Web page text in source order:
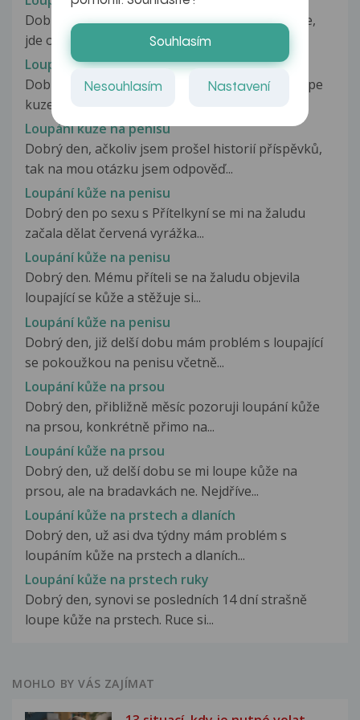
Dobry den, objevilo se mi na penisu lopani kuze,
jde o nebolestive odlupovani...
Loupání kůže na penisu
Dobry den, je mi 20 let a jiz delsi dobu se mi loupe
kuze ne penisu. Nic me...
Loupání kůže na penisu
Dobrý den, ačkoliv jsem prošel historií příspěvků,
tak na mou otázku jsem odpověď...
Loupání kůže na penisu
Dobrý den po sexu s Přítelkyní se mi na žaludu
začala dělat červená vyrážka...
Loupání kůže na penisu
Dobrý den. Mému příteli se na žaludu objevila
loupající se kůže a stěžuje si...
Loupání kůže na penisu
Dobrý den, již delší dobu mám problém s loupající
se pokoužkou na penisu včetně...
Loupání kůže na prsou
Dobrý den, přibližně měsíc pozoruji loupání kůže
na prsou, konkrétně přimo na...
Loupání kůže na prsou
Dobrý den, už delší dobu se mi loupe kůže na
prsou, ale na bradavkách ne. Nejdříve...
Loupání kůže na prstech a dlaních
Dobrý den, už asi dva týdny mám problém s
loupáním kůže na prstech a dlaních...
Loupání kůže na prstech ruky
Dobrý den, synovi se posledních 14 dní strašně
loupe kůže na prstech. Ruce si...
MOHLO BY VÁS ZAJÍMAT
Souhlasím
Nesouhlasím Nastavení